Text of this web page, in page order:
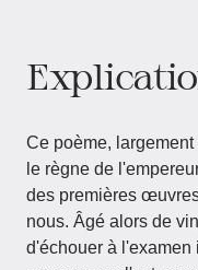
Ce poème,
le règne de
des premières
nous. Âgé alors de
d'échouer à l'examen